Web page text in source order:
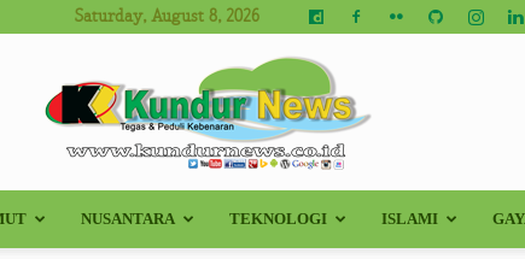
Saturday, August 8, 2026
Kundur
NUSANTARA TEKNOLOGI ISLAMI